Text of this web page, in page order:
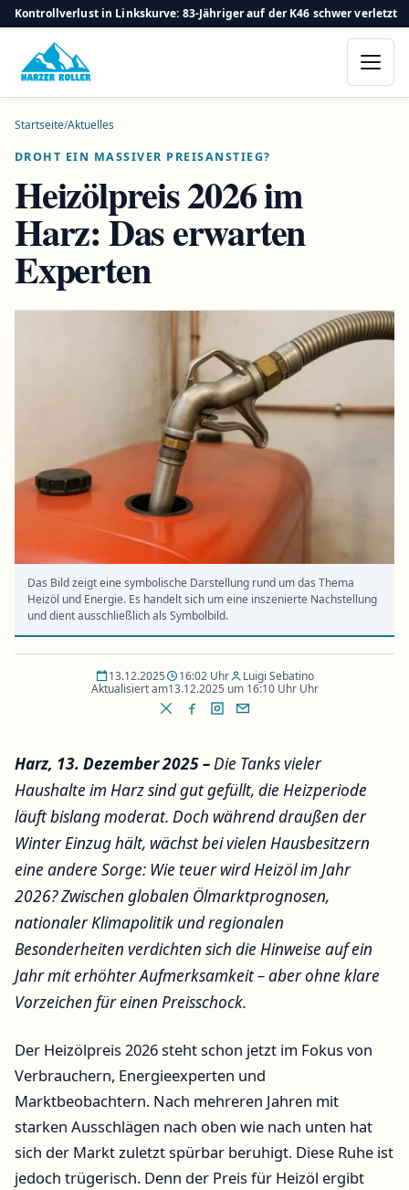
Kontrollverlust in Linkskurve: 83-Jähriger auf der K46 schwer verletzt
Startseite/Aktuelles
DROHT EIN MASSIVER PREISANSTIEG?
Heizölpreis 2026 im
Harz: Das erwarten
Experten
Das Bild zeigt eine symbolische Darstellung rund um das Thema
Heizöl und Energie. Es handelt sich um eine inszenierte Nachstellung
und dient ausschließlich als Symbolbild.
13.12.2025 16:02 Uhr
Luigi Sebatino
Aktualisiert am13.12.2025 um 16:10 Uhr Uhr
Harz, 13. Dezember 2025 –Die Tanks vieler
Haushalte im Harz sind gut gefüllt, die Heizperiode
läuft bislang moderat. Doch während draußen der
Winter Einzug hält, wächst bei vielen Hausbesitzern
eine andere Sorge: Wie teuer wird Heizöl im Jahr
2026? Zwischen globalen Ölmarktprognosen,
nationaler Klimapolitik und regionalen
Besonderheiten verdichten sich die Hinweise auf ein
Jahr mit erhöhter Aufmerksamkeit – aber ohne klare
Vorzeichen für einen Preisschock.
Der Heizölpreis 2026 steht schon jetzt im Fokus von
Verbrauchern, Energieexperten und
Marktbeobachtern. Nach mehreren Jahren mit
starken Ausschlägen nach oben wie nach unten hat
sich der Markt zuletzt spürbar beruhigt. Diese Ruhe ist
jedoch trügerisch. Denn der Preis für Heizöl ergibt